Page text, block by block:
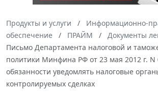
Продукты и услуги
Информационно-
обеспечение
ПРАЙМ
Документы
Письмо Департамента налоговой и
политики Минфина РФ от 23 мая 2012 г.
обязанности уведомлять налоговые
контролируемых сделках